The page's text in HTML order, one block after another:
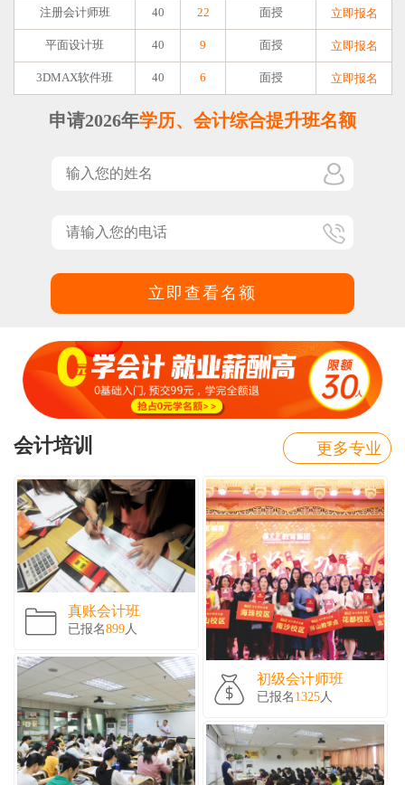
注册会计师班 40 22 面授 立即报名
平面设计班 40 9 面授 立即报名
3DMAX软件班 40 6 面授 立即报名
申请2026年学历、会计综合提升班名额
立即查看名额
会计培训 更多专业
真账会计班
已报名899人
初级会计师班
已报名 1325人